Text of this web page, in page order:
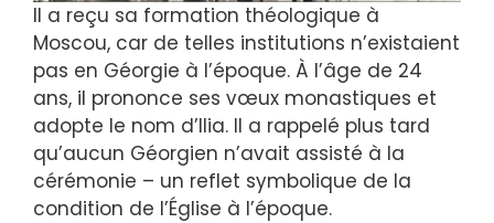
Il a reçu sa formation théologique à
Moscou, car de telles institutions n’existaient
pas en Géorgie à l’époque. À l’âge de 24
ans, il prononce ses vœux monastiques et
adopte le nom d’Ilia. Il a rappelé plus tard
qu’aucun Géorgien n’avait assisté à la
cérémonie – un reflet symbolique de la
condition de l’Église à l’époque.